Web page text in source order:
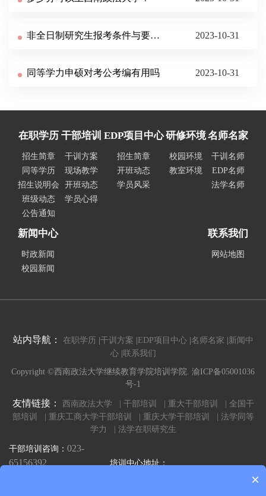
非全日制研究生报考条件与要求有哪些？ 2023-10-31
同等学力申硕对考公考编有用吗 2023-10-31
在职学历
招生简章
同等学历
招生说明会
班级动态
公告通知
干部培训
干训方案
现场教学
开班动态
学员心得
EDP项目中心
招生简章
开班动态
学员风采
研修环境
校园环境
教室环境
名师名家
干训名师
EDP名师
法学名师
新闻中心
时政新闻
校园新闻
联系我们
网站地图
站内导航： 在职学历 干训方案 EDP项目中心 名师名家 新闻中
心 联系我们
Copyright ©西南政法大学继续教育学院培训学院. 渝ICP备05001036
号-1
友情链接： 西南政法大学 | 干部培训 | 重大干部培训 |
全国干
部培训 |
重庆工商大学干部培训 | 重庆大学干部培训 |
法学同等
学力 |
法学在职研究生
干部培训咨询： 023-
65156392
培训中心地址：
重庆市沙坪坝区壮志路2号西南政法
×